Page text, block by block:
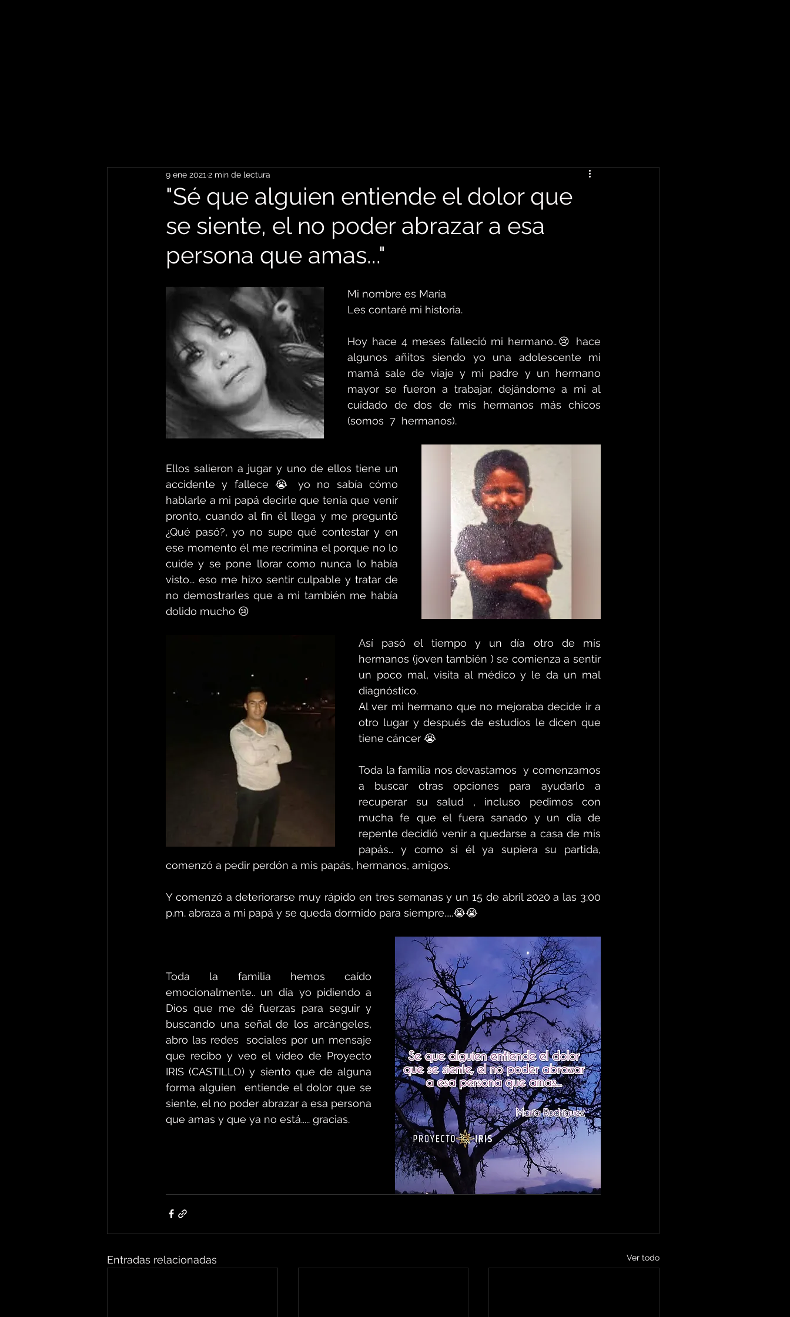
"Sé que alguien entiende el dolor que
se siente, el no poder abrazar a esa
persona que amas..."
9 ene 2021 2 min de lectura
Mi nombre es María
Les contaré mi historia.
Hoy hace 4 meses falleció mi hermano..😢 hace
algunos añitos siendo yo una adolescente mi
mamá sale de viaje y mi padre y un hermano
mayor se fueron a trabajar, dejándome a mi al
cuidado de dos de mis hermanos más chicos
(somos  7  hermanos).
Ellos salieron a jugar y uno de ellos tiene un
accidente y fallece 😭 yo no sabía cómo
hablarle a mi papá decirle que tenía que venir
pronto, cuando al fin él llega y me preguntó
¿Qué pasó?, yo no supe qué contestar y en
ese momento él me recrimina el porque no lo
cuide y se pone llorar como nunca lo había
visto... eso me hizo sentir culpable y tratar de
no demostrarles que a mi también me había
dolido mucho 😢
Así pasó el tiempo y un día otro de mis
hermanos (joven también ) se comienza a sentir
un poco mal, visita al médico y le da un mal
diagnóstico.
Al ver mi hermano que no mejoraba decide ir a
otro lugar y después de estudios le dicen que
tiene cáncer 😭
Toda la familia nos devastamos  y comenzamos
a buscar otras opciones para ayudarlo a
recuperar su salud , incluso pedimos con
mucha fe que el fuera sanado y un día de
repente decidió venir a quedarse a casa de mis
papás… y como si él ya supiera su partida,
comenzó a pedir perdón a mis papás, hermanos, amigos.
Y comenzó a deteriorarse muy rápido en tres semanas y un 15 de abril 2020 a las 3:00
p.m. abraza a mi papá y se queda dormido para siempre.....😭😭
Toda la familia hemos caído
emocionalmente.. un día yo pidiendo a
Dios que me dé fuerzas para seguir y
buscando una señal de los arcángeles,
abro las redes  sociales por un mensaje
que recibo y veo el video de Proyecto
IRIS (CASTILLO) y siento que de alguna
forma alguien  entiende el dolor que se
siente, el no poder abrazar a esa persona
que amas y que ya no está..... gracias.
Entradas relacionadas Ver todo